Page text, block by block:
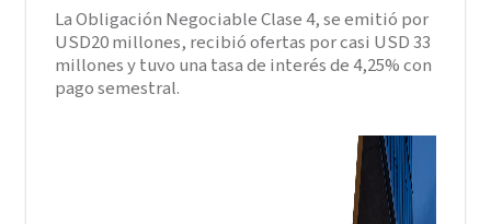
La Obligación Negociable Clase 4, se emitió por
USD20 millones, recibió ofertas por casi USD 33
millones y tuvo una tasa de interés de 4,25% con
pago semestral.